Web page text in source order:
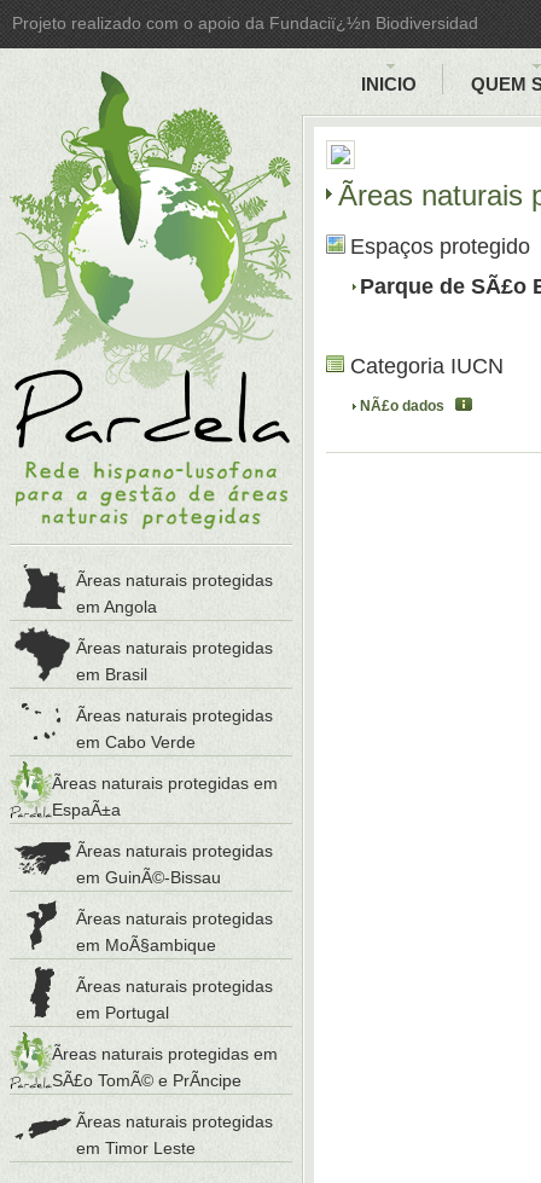
Projeto realizado com o apoio da Fundaciï¿½n Biodiversidad
Ãreas naturais protegidas
em Angola
Ãreas naturais protegidas
em Brasil
Ãreas naturais protegidas
em Cabo Verde
Ãreas naturais protegidas em
EspaÃ±a
Ãreas naturais protegidas
em GuinÃ©-Bissau
Ãreas naturais protegidas
em MoÃ§ambique
Ãreas naturais protegidas
em Portugal
Ãreas naturais protegidas em
SÃ£o TomÃ© e PrÃ­ncipe
Ãreas naturais protegidas
em Timor Leste
INICIO QUEM
Ãreas
Espaços protegido
Parque de SÃ£o
Categoria IUCN
NÃ£o dados